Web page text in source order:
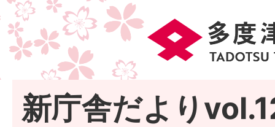
新庁舎だより